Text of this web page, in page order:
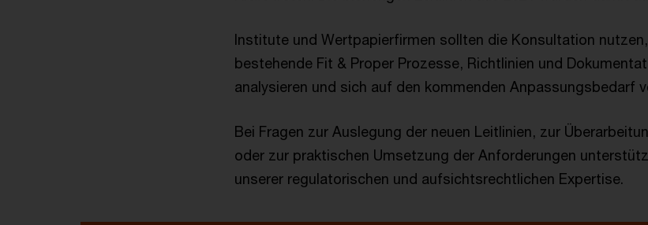
Institute und Wertpapierfirmen sollten die Konsultation
bestehende Fit & Proper Prozesse, Richtlinien und
analysieren und sich auf den kommenden Anpassungsbedarf
Bei Fragen zur Auslegung der neuen Leitlinien, zur
oder zur praktischen Umsetzung der Anforderungen
unserer regulatorischen und aufsichtsrechtlichen Expertise.